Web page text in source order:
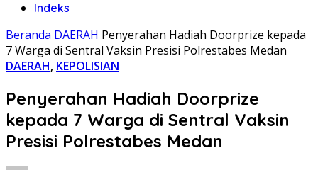
Indeks
Beranda DAERAH Penyerahan Hadiah Doorprize kepada
7 Warga di Sentral Vaksin Presisi Polrestabes Medan
DAERAH, KEPOLISIAN
Penyerahan Hadiah Doorprize
kepada 7 Warga di Sentral Vaksin
Presisi Polrestabes Medan